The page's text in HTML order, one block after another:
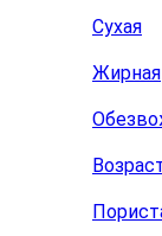
Сухая
Жирная